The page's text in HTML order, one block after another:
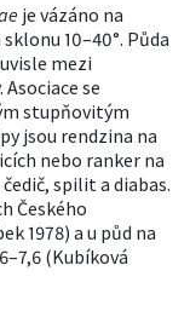
je vázáno na
10–40°. Půda
mezi
se
stupňovitým
jsou rendzina na
nebo ranker na
spilit a diabas.
Českého
1978) a u půd na
(Kubíková